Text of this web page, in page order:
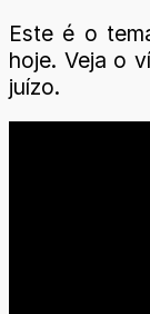
Este é o
hoje. Veja o
juízo.